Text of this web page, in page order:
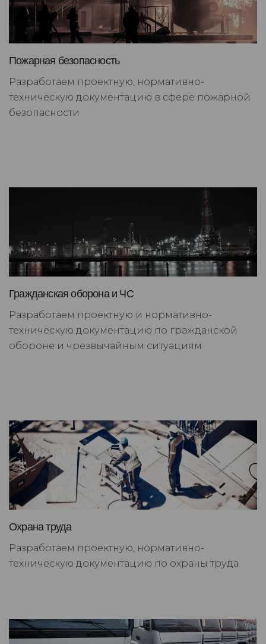
Пожарная безопасность
Разработаем проектную, нормативно-
техническую документацию в сфере пожарной
безопасности
Гражданская оборона и ЧС
Разработаем проектную и нормативно-
техническую документацию по гражданской
обороне и чрезвычайным ситуациям
Охрана труда
Разработаем проектную, нормативно-
техническую документацию по охраны труда